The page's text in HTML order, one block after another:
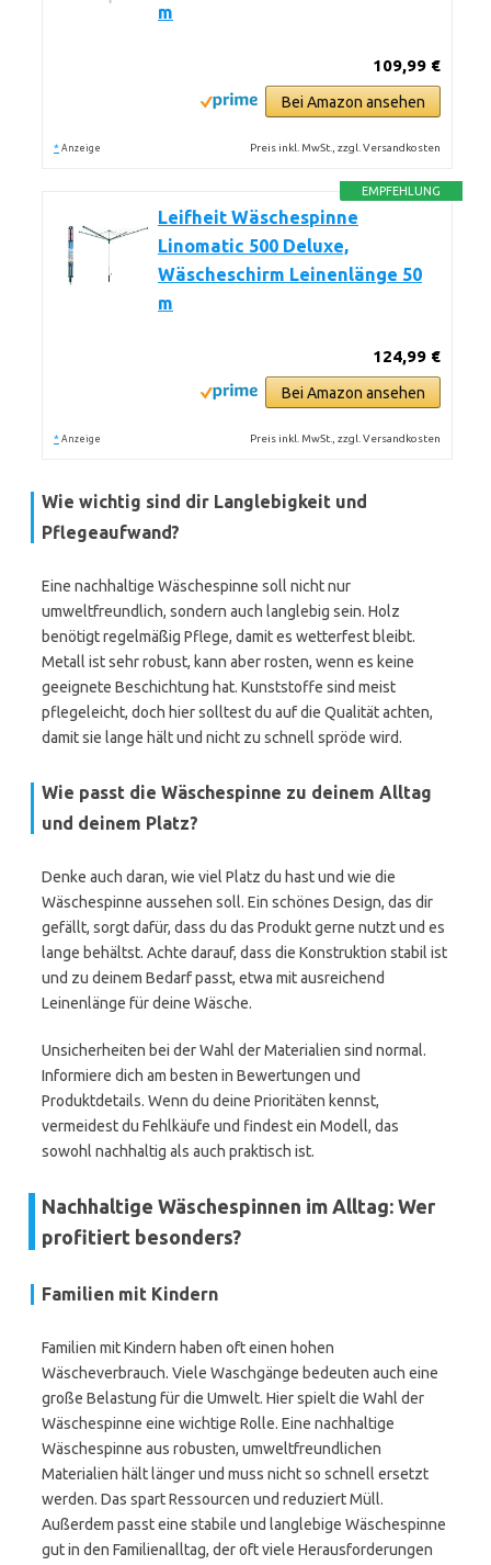
m
109,99 €
Bei Amazon ansehen
* Anzeige Preis inkl. MwSt., zzgl. Versandkosten
EMPFEHLUNG
Leifheit Wäschespinne
Linomatic 500 Deluxe,
Wäscheschirm Leinenlänge 50
m
124,99 €
Bei Amazon ansehen
* Anzeige Preis inkl. MwSt., zzgl. Versandkosten
Wie wichtig sind dir Langlebigkeit und
Pflegeaufwand?
Eine nachhaltige Wäschespinne soll nicht nur
umweltfreundlich, sondern auch langlebig sein. Holz
benötigt regelmäßig Pflege, damit es wetterfest bleibt.
Metall ist sehr robust, kann aber rosten, wenn es keine
geeignete Beschichtung hat. Kunststoffe sind meist
pflegeleicht, doch hier solltest du auf die Qualität achten,
damit sie lange hält und nicht zu schnell spröde wird.
Wie passt die Wäschespinne zu deinem Alltag
und deinem Platz?
Denke auch daran, wie viel Platz du hast und wie die
Wäschespinne aussehen soll. Ein schönes Design, das dir
gefällt, sorgt dafür, dass du das Produkt gerne nutzt und es
lange behältst. Achte darauf, dass die Konstruktion stabil ist
und zu deinem Bedarf passt, etwa mit ausreichend
Leinenlänge für deine Wäsche.
Unsicherheiten bei der Wahl der Materialien sind normal.
Informiere dich am besten in Bewertungen und
Produktdetails. Wenn du deine Prioritäten kennst,
vermeidest du Fehlkäufe und findest ein Modell, das
sowohl nachhaltig als auch praktisch ist.
Nachhaltige Wäschespinnen im Alltag: Wer
profitiert besonders?
Familien mit Kindern
Familien mit Kindern haben oft einen hohen
Wäscheverbrauch. Viele Waschgänge bedeuten auch eine
große Belastung für die Umwelt. Hier spielt die Wahl der
Wäschespinne eine wichtige Rolle. Eine nachhaltige
Wäschespinne aus robusten, umweltfreundlichen
Materialien hält länger und muss nicht so schnell ersetzt
werden. Das spart Ressourcen und reduziert Müll.
Außerdem passt eine stabile und langlebige Wäschespinne
gut in den Familienalltag, der oft viele Herausforderungen